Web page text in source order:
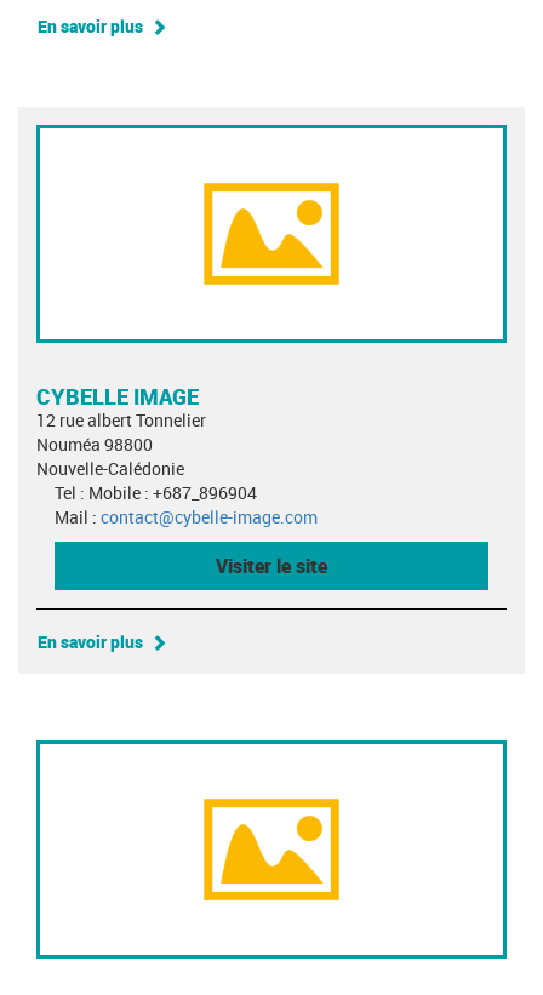
En savoir plus
CYBELLE IMAGE
12 rue albert Tonnelier
Nouméa 98800
Nouvelle-Calédonie
Tel : Mobile : +687_896904
Mail : contact@cybelle-image.com
Visiter le site
En savoir plus